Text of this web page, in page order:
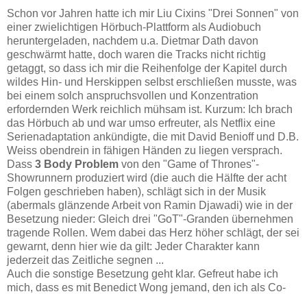
Schon vor Jahren hatte ich mir Liu Cixins "Drei Sonnen" von
einer zwielichtigen Hörbuch-Plattform als Audiobuch
heruntergeladen, nachdem u.a. Dietmar Dath davon
geschwärmt hatte, doch waren die Tracks nicht richtig
getaggt, so dass ich mir die Reihenfolge der Kapitel durch
wildes Hin- und Herskippen selbst erschließen musste, was
bei einem solch anspruchsvollen und Konzentration
erfordernden Werk reichlich mühsam ist. Kurzum: Ich brach
das Hörbuch ab und war umso erfreuter, als Netflix eine
Serienadaptation ankündigte, die mit David Benioff und D.B.
Weiss obendrein in fähigen Händen zu liegen versprach.
Dass 3 Body Problem von den "Game of Thrones"-
Showrunnern produziert wird (die auch die Hälfte der acht
Folgen geschrieben haben), schlägt sich in der Musik
(abermals glänzende Arbeit von Ramin Djawadi) wie in der
Besetzung nieder: Gleich drei "GoT"-Granden übernehmen
tragende Rollen. Wem dabei das Herz höher schlägt, der sei
gewarnt, denn hier wie da gilt: Jeder Charakter kann
jederzeit das Zeitliche segnen ...
Auch die sonstige Besetzung geht klar. Gefreut habe ich
mich, dass es mit Benedict Wong jemand, den ich als Co-